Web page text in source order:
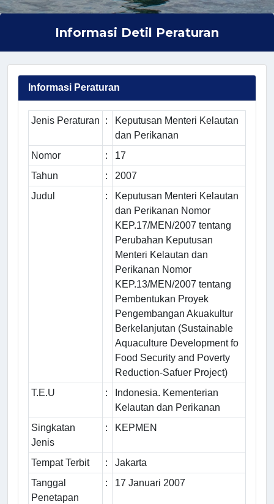
Informasi Detil Peraturan
Informasi Peraturan
Jenis Peraturan :
Keputusan Menteri Kelautan
dan Perikanan
Nomor
:
17
Tahun
:
2007
Judul
:
Keputusan Menteri Kelautan
dan Perikanan Nomor
KEP.17/MEN/2007 tentang
Perubahan Keputusan
Menteri Kelautan dan
Perikanan Nomor
KEP.13/MEN/2007 tentang
Pembentukan Proyek
Pengembangan Akuakultur
Berkelanjutan (Sustainable
Aquaculture Development fo
Food Security and Poverty
Reduction-Safuer Project)
T.E.U
:
Indonesia. Kementerian
Kelautan dan Perikanan
Singkatan
Jenis
: KEPMEN
Tempat Terbit :
Jakarta
Tanggal
Penetapan
: 17 Januari 2007